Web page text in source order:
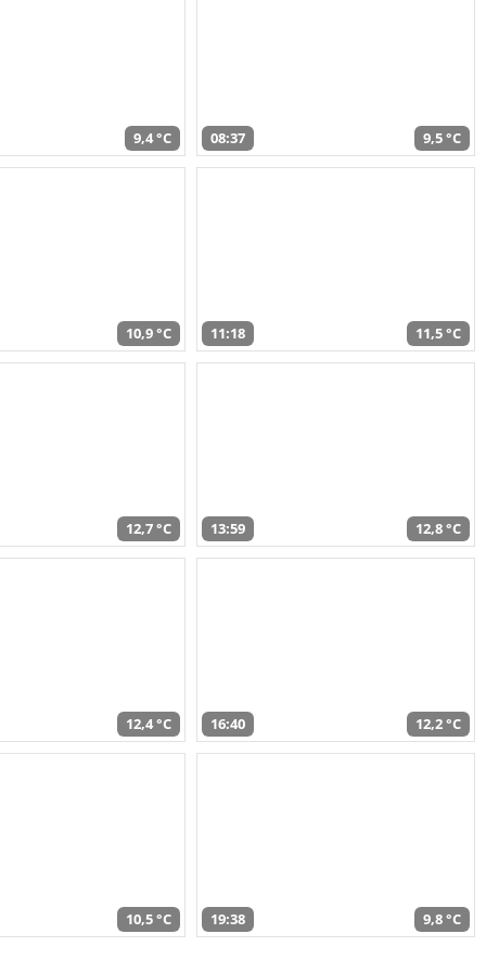
9,4 °C 08:37 9,5 °C
10,9 °C 11:18 11,5 °C
12,7 °C 13:59 12,8 °C
12,4 °C 16:40 12,2 °C
10,5 °C 19:38 9,8 °C